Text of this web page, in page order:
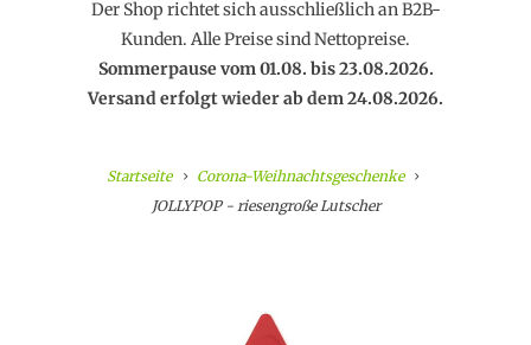
Der Shop richtet sich ausschließlich an B2B-
Kunden. Alle Preise sind Nettopreise.
Sommerpause vom 01.08. bis 23.08.2026.
Versand erfolgt wieder ab dem 24.08.2026.
Startseite
Corona-Weihnachtsgeschenke
JOLLYPOP - riesengroße Lutscher